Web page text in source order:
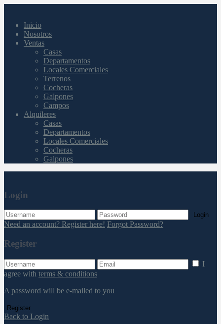
Inicio
Nosotros
Ventas
Casas
Departamentos
Locales Comerciales
Terrenos
Cocheras
Galpones
Campos
Alquileres
Casas
Departamentos
Locales Comerciales
Cocheras
Galpones
Login
Login
Need an account? Register here! Forgot Password?
Register
I
agree with terms & conditions
A password will be e-mailed to you
Register
Back to Login